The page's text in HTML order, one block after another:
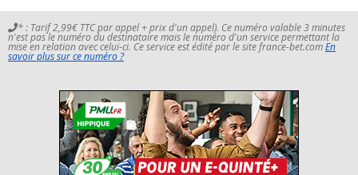
* : Tarif 2,99€ TTC par appel + prix d'un appel). Ce numéro valable 3 minutes
n'est pas le numéro du destinataire mais le numéro d'un service permettant la
mise en relation avec celui-ci. Ce service est édité par le site france-bet.comEn
savoir plus sur ce numéro ?